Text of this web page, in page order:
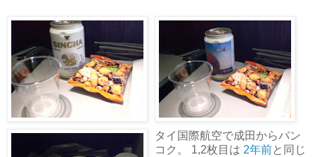
タイ国際航空で成田からバン
コク。 1,2枚目は 2年前と同じ